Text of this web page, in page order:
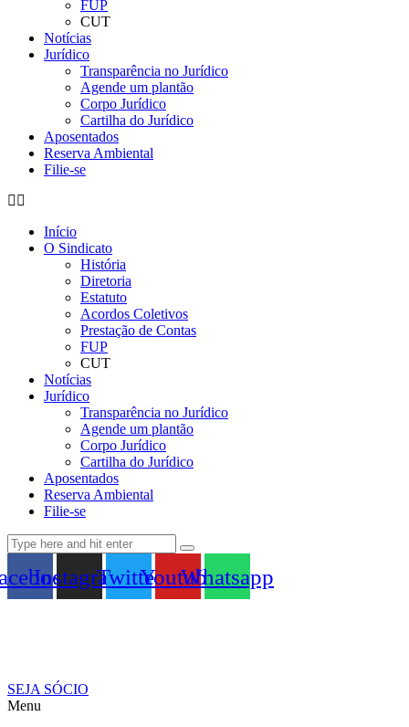
FUP
CUT
Notícias
Jurídico
Transparência no Jurídico
Agende um plantão
Corpo Jurídico
Cartilha do Jurídico
Aposentados
Reserva Ambiental
Filie-se
Início
O Sindicato
História
Diretoria
Estatuto
Acordos Coletivos
Prestação de Contas
FUP
CUT
Notícias
Jurídico
Transparência no Jurídico
Agende um plantão
Corpo Jurídico
Cartilha do Jurídico
Aposentados
Reserva Ambiental
Filie-se
InstagramTwitterYoutubeWhatsapp
SEJA SÓCIO
Menu